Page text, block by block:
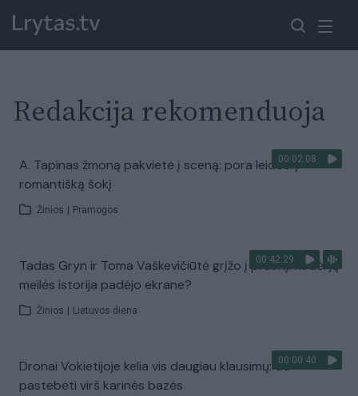
Redakcija rekomenduoja
00:02:08
A. Tapinas žmoną pakvietė į sceną: pora leidosi į
romantišką šokį
Žinios Pramogos
00:42:29
Tadas Gryn ir Toma Vaškevičiūtė grįžo į praeitį: kodėl jų
meilės istorija padėjo ekrane?
Žinios Lietuvos diena
00:00:40
Dronai Vokietijoje kelia vis daugiau klausimų: du
pastebėti virš karinės bazės